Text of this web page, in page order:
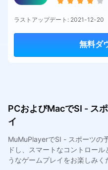
ラストアップデート: 2021-12-20
無料ダ
PCおよびMacでSI - ス
イ
MuMuPlayerでSI - スポーツの
ドし、スマートなコントロー
うなゲームプレイをお楽しみく